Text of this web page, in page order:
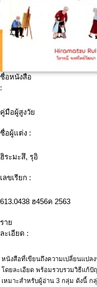
ชื่อหนังสือ
:
คู่มือผู้สูงวัย
ชื่อผู้แต่ง :
ฮิระมะสึ, รุอิ
เลขเรียก :
613.0438 ฮ456ค 2563
ราย
ละเอียด :
หนังสือที่เขียนถึงความเปลี่ยนแปล
โดยละเอียด พร้อมรวบรวมวิธีแก้
เหมาะสำหรับผู้อ่าน 3 กลุ่ม ดังนี้ ก